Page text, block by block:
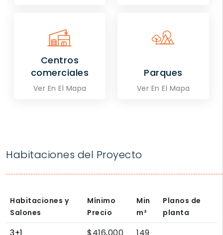
Centros
comerciales
Ver En El Mapa
Parques
Ver En El Mapa
Habitaciones del Proyecto
Habitaciones y
Salones
Mínimo
Precio
Min
m²
Planos de
planta